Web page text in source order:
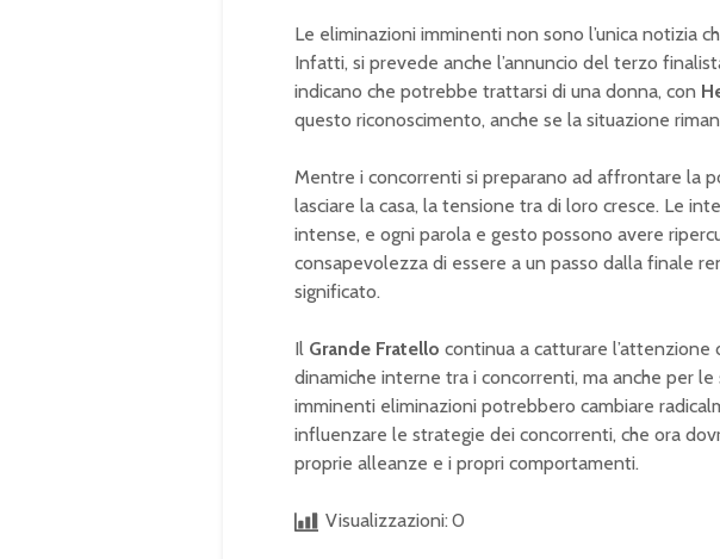
Le eliminazioni imminenti non sono l’unica notizia
Infatti, si prevede anche l’annuncio del terzo
indicano che potrebbe trattarsi di una donna, con
questo riconoscimento, anche se la situazione
Mentre i concorrenti si preparano ad affrontare la
lasciare la casa, la tensione tra di loro cresce. Le
intense, e ogni parola e gesto possono avere
consapevolezza di essere a un passo dalla finale
significato.
Il Grande Fratello continua a catturare
dinamiche interne tra i concorrenti, ma anche per
imminenti eliminazioni potrebbero cambiare
influenzare le strategie dei concorrenti, che ora
proprie alleanze e i propri comportamenti.
Visualizzazioni: 0